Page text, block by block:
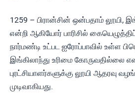
1259 – பிரான்சின் ஒன்பதாம் லூயி,
என்றி ஆகியோர் பாரிசில்
நார்மண்டி உட்பட ஐரோப்பாவில் உள்ள
இங்கிலாந்து உரிமை கோருவதில்லை
புரட்சியாளர்களுக்கு லூயி ஆதரவு
முடிவாகியது.